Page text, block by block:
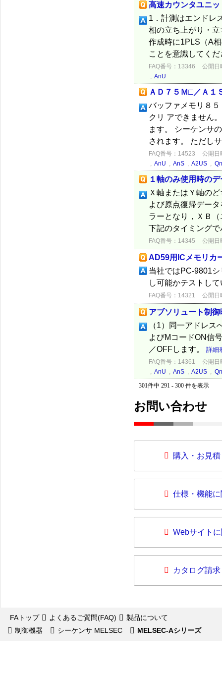
高速カウンタユニ
1．計測はエンドレ
相の立ち上がり・
作成時に1PLS（A
ことを意識してく
FAQ番号：13346
公開日
, AnU
ＡＤ７５Ｍ□／Ａ１
バッファメモリ８
クリ アできません
ます。 シーケンサ
されます。 ただし
FAQ番号：14523
公開日
, AnU , AnS , A2US ,
１軸のみ使用時の
Ｘ軸またはＹ軸の
よび原点復帰デー
ラーとなり，ＸＢ
下記のタイミング
FAQ番号：14345 公開日
AD59用ICメモリカ
当社ではPC-9801
し可能かテストし
FAQ番号：14321 公開日
アブソリュート制
（1）同一アドレ
よびMコードON
／OFFします。 詳細
FAQ番号：14361
公開日
, AnU , AnS , A2US ,
301件中 291 - 300 件を表示
お問い合わせ
購入・お見
仕様・機能
Webサイト
カタログ請求
FAトップ よくあるご質問(FAQ)
製品について
制御機器
シーケンサ MELSEC MELSEC-Aシリーズ